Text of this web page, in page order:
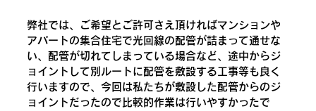
弊社では、ご希望とご許可さえ頂ければマンションや
アパートの集合住宅で光回線の配管が詰まって通せな
い、配管が切れてしまっている場合など、途中からジ
ョイントして別ルートに配管を敷設する工事等も良く
行いますので、今回は私たちが敷設した配管からのジ
ョイントだったので比較的作業は行いやすかったで